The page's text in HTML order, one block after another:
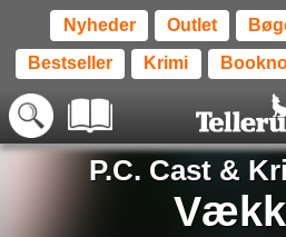
Nyheder Outlet
Bestseller Krimi
P.C. Cast&